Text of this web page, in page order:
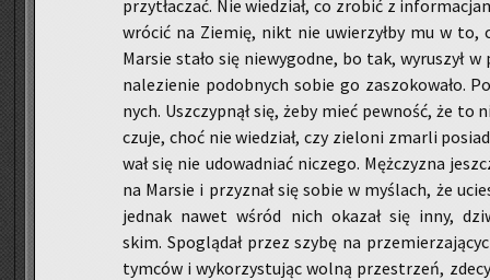
przy­tła­czać. Nie wie­dział, co zro­bić z
wró­cić na Zie­mię, nikt nie uwie­rzył­by mu w to,
Mar­sie stało się nie­wy­god­ne, bo tak, wy­ru­szył
na­lezienie po­dob­nych sobie go za­szo­ko­wa­ło.
nych. Uszczyp­nął się, żeby mieć pew­ność, że to
czuje, choć nie wie­dział, czy zie­lo­ni zmar­li
wał się nie udo­wad­niać ni­cze­go. Męż­czy­zna
na Mar­sie i przy­znał się sobie w my­ślach, że
jed­nak nawet wśród nich oka­zał się inny,
skim. Spo­glą­dał przez szybę na
tym­ców i wy­ko­rzy­stu­jąc wolną prze­strzeń,